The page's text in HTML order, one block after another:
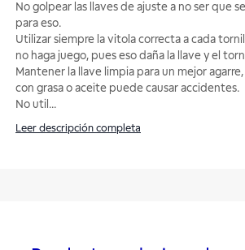
No golpear las llaves de ajuste a no ser que
para eso.
Utilizar siempre la vitola correcta a cada
no haga juego, pues eso daña la llave y el
Mantener la llave limpia para un mejor
con grasa o aceite puede causar accidentes.
No util ...
Leer descripción completa